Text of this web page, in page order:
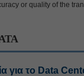
or quality of the
για το Data